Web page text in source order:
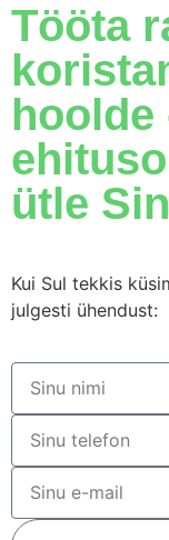
Tööta
hoolde
ütle
Kui Sul tekkis
julgesti ühendust: